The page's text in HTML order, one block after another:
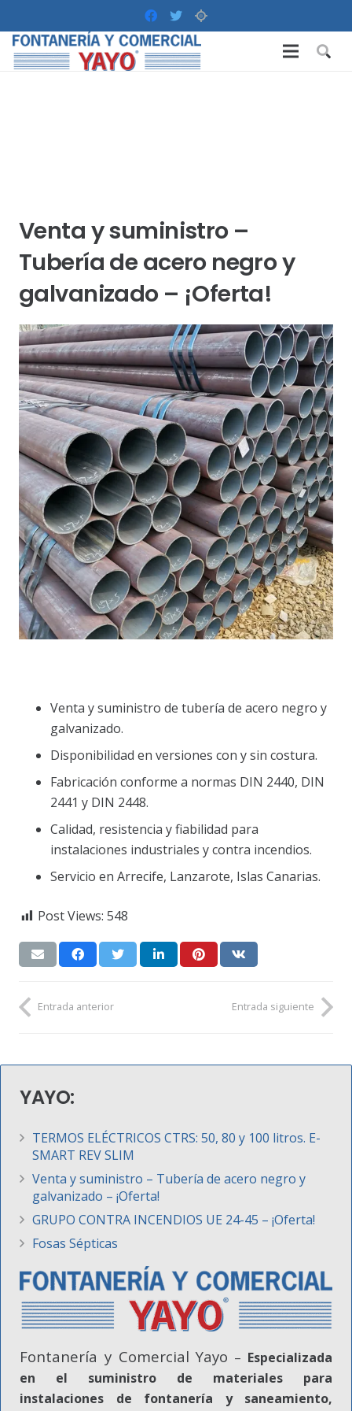
Venta y suministro –
Tubería de acero negro y
galvanizado – ¡Oferta!
Venta y suministro de tubería de acero negro y
galvanizado.
Disponibilidad en versiones con y sin costura.
Fabricación conforme a normas DIN 2440, DIN
2441 y DIN 2448.
Calidad, resistencia y fiabilidad para
instalaciones industriales y contra incendios.
Servicio en Arrecife, Lanzarote, Islas Canarias.
Post Views: 548
Entrada anterior Entrada siguiente
YAYO:
TERMOS ELÉCTRICOS CTRS: 50, 80 y 100 litros. E-
SMART REV SLIM
Venta y suministro – Tubería de acero negro y
galvanizado – ¡Oferta!
GRUPO CONTRA INCENDIOS UE 24-45 – ¡Oferta!
Fosas Sépticas
Fontanería y Comercial Yayo – Especializada
en el suministro de materiales para
instalaciones de fontanería y saneamiento,